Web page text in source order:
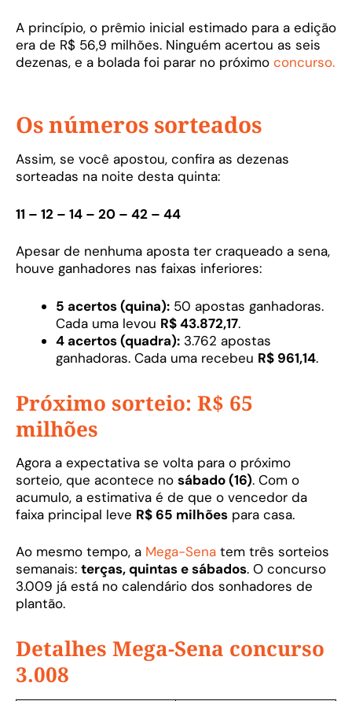
A princípio, o prêmio inicial estimado para a edição
era de R$ 56,9 milhões. Ninguém acertou as seis
dezenas, e a bolada foi parar no próximo concurso.
Os números sorteados
Assim, se você apostou, confira as dezenas
sorteadas na noite desta quinta:
11 – 12 – 14 – 20 – 42 – 44
Apesar de nenhuma aposta ter craqueado a sena,
houve ganhadores nas faixas inferiores:
5 acertos (quina): 50 apostas ganhadoras.
Cada uma levou R$ 43.872,17.
4 acertos (quadra): 3.762 apostas
ganhadoras. Cada uma recebeu R$ 961,14.
Próximo sorteio: R$ 65
milhões
Agora a expectativa se volta para o próximo
sorteio, que acontece no sábado (16). Com o
acumulo, a estimativa é de que o vencedor da
faixa principal leve R$ 65 milhões para casa.
Ao mesmo tempo, a Mega-Sena tem três sorteios
semanais: terças, quintas e sábados. O concurso
3.009 já está no calendário dos sonhadores de
plantão.
Detalhes Mega-Sena concurso
3.008